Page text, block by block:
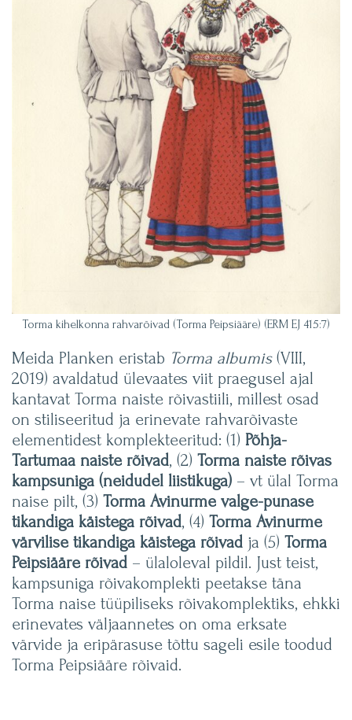
Torma kihelkonna rahvarõivad (Torma Peipsiääre) (ERM EJ 415:7)
Meida Planken eristab Torma albumis(VIII,
2019) avaldatud ülevaates viit praegusel ajal
kantavat Torma naiste rõivastiili, millest osad
on stiliseeritud ja erinevate rahvarõivaste
elementidest komplekteeritud: (1) Põhja-
Tartumaa naiste rõivad, (2) Torma naiste rõivas
kampsuniga (neidudel liistikuga) – vt ülal Torma
naise pilt, (3) Torma Avinurme valge-punase
tikandiga käistega rõivad, (4) Torma Avinurme
värvilise tikandiga käistega rõivad ja (5) Torma
Peipsiääre rõivad – ülaloleval pildil. Just teist,
kampsuniga rõivakomplekti peetakse täna
Torma naise tüüpiliseks rõivakomplektiks, ehkki
erinevates väljaannetes on oma erksate
värvide ja eripärasuse tõttu sageli esile toodud
Torma Peipsiääre rõivaid.